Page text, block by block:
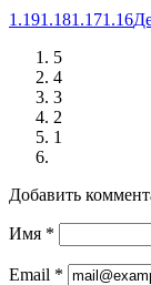
1.191.181.171.16
5
4
3
2
1
Добавить
Имя *
Email *